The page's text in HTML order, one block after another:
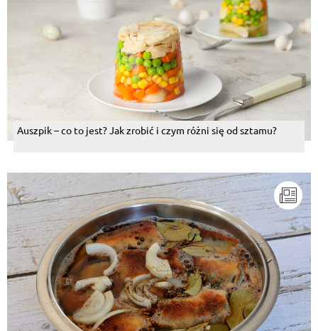
Auszpik – co to jest? Jak zrobić i czym różni się od sztamu?